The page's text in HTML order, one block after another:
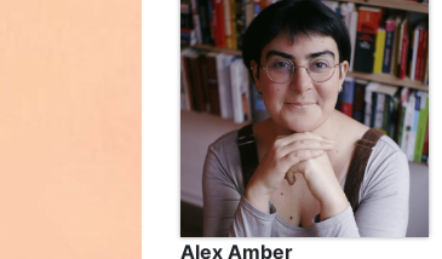
Alex Amber